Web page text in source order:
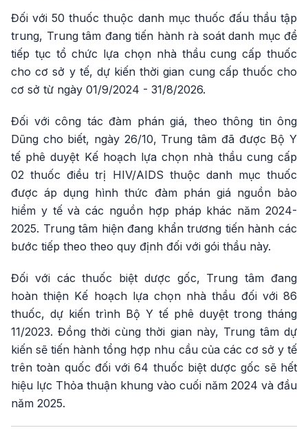
Đối với 50 thuốc thuộc danh mục thuốc đấu thầu tập
trung, Trung tâm đang tiến hành rà soát danh mục để
tiếp tục tổ chức lựa chọn nhà thầu cung cấp thuốc
cho cơ sở y tế, dự kiến thời gian cung cấp thuốc cho
cơ sở từ ngày 01/9/2024 - 31/8/2026.
Đối với công tác đàm phán giá, theo thông tin ông
Dũng cho biết, ngày 26/10, Trung tâm đã được Bộ Y
tế phê duyệt Kế hoạch lựa chọn nhà thầu cung cấp
02 thuốc điều trị HIV/AIDS thuộc danh mục thuốc
được áp dụng hình thức đàm phán giá nguồn bảo
hiểm y tế và các nguồn hợp pháp khác năm 2024-
2025. Trung tâm hiện đang khẩn trương tiến hành các
bước tiếp theo theo quy định đối với gói thầu này.
Đối với các thuốc biệt dược gốc, Trung tâm đang
hoàn thiện Kế hoạch lựa chọn nhà thầu đối với 86
thuốc, dự kiến trình Bộ Y tế phê duyệt trong tháng
11/2023. Đồng thời cùng thời gian này, Trung tâm dự
kiến sẽ tiến hành tổng hợp nhu cầu của các cơ sở y tế
trên toàn quốc đối với 64 thuốc biệt dược gốc sẽ hết
hiệu lực Thỏa thuận khung vào cuối năm 2024 và đầu
năm 2025.